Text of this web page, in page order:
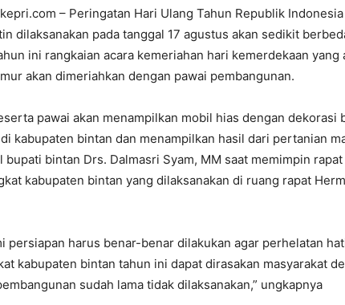
– Peringatan Hari Ulang Tahun Republik
dilaksanakan pada tanggal 17 agustus akan sedikit
ini rangkaian acara kemeriahan hari kemerdekaan yang
akan dimeriahkan dengan pawai pembangunan.
pawai akan menampilkan mobil hias dengan dekorasi
kabupaten bintan dan menampilkan hasil dari pertanian
bupati bintan Drs. Dalmasri Syam, MM saat memimpin
kabupaten bintan yang dilaksanakan di ruang rapat
persiapan harus benar-benar dilakukan agar perhelatan
kabupaten bintan tahun ini dapat dirasakan masyarakat
sudah lama tidak dilaksanakan,” ungkapnya